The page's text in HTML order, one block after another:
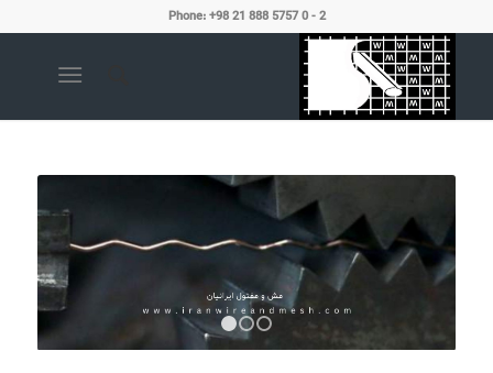
Phone: +98 21 888 5757 0 - 2
1 2